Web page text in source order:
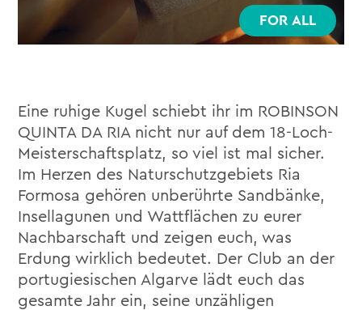
FOR ALL
Eine ruhige Kugel schiebt ihr im ROBINSON
QUINTA DA RIA nicht nur auf dem 18-Loch-
Meisterschaftsplatz, so viel ist mal sicher.
Im Herzen des Naturschutzgebiets Ria
Formosa gehören unberührte Sandbänke,
Insellagunen und Wattflächen zu eurer
Nachbarschaft und zeigen euch, was
Erdung wirklich bedeutet. Der Club an der
portugiesischen Algarve lädt euch das
gesamte Jahr ein, seine unzähligen